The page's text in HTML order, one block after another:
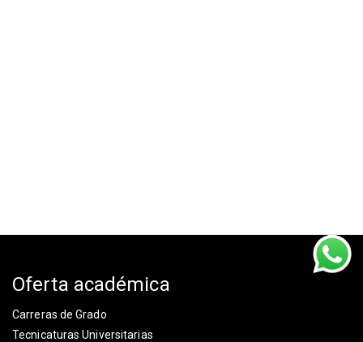
Oferta académica
Carreras de Grado
Tecnicaturas Universitarias